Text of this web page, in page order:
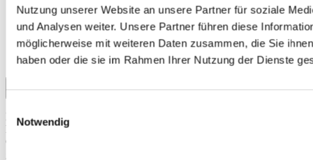
Nutzung unserer Website an unsere Partner für soziale
und Analysen weiter. Unsere Partner führen diese
möglicherweise mit weiteren Daten zusammen, die Sie
haben oder die sie im Rahmen Ihrer Nutzung der Dienste
Notwendig
Beschreibung
Das doppelwandige Nasenpolster für die
AirFit P10 Nasenpolstermaske leitet die Luft sanft zur Nase.
Erhältlich in den Größe…Mehr
Bewertungen
Das doppelwandige Nasenpolster für die AirFit P10
Nasenpolstermaske leitet die Luft sanft zur Nase. Erhältlich in den
Größen XS, S, M und L. Um die Langlebigkeit Ihrer Maske zu